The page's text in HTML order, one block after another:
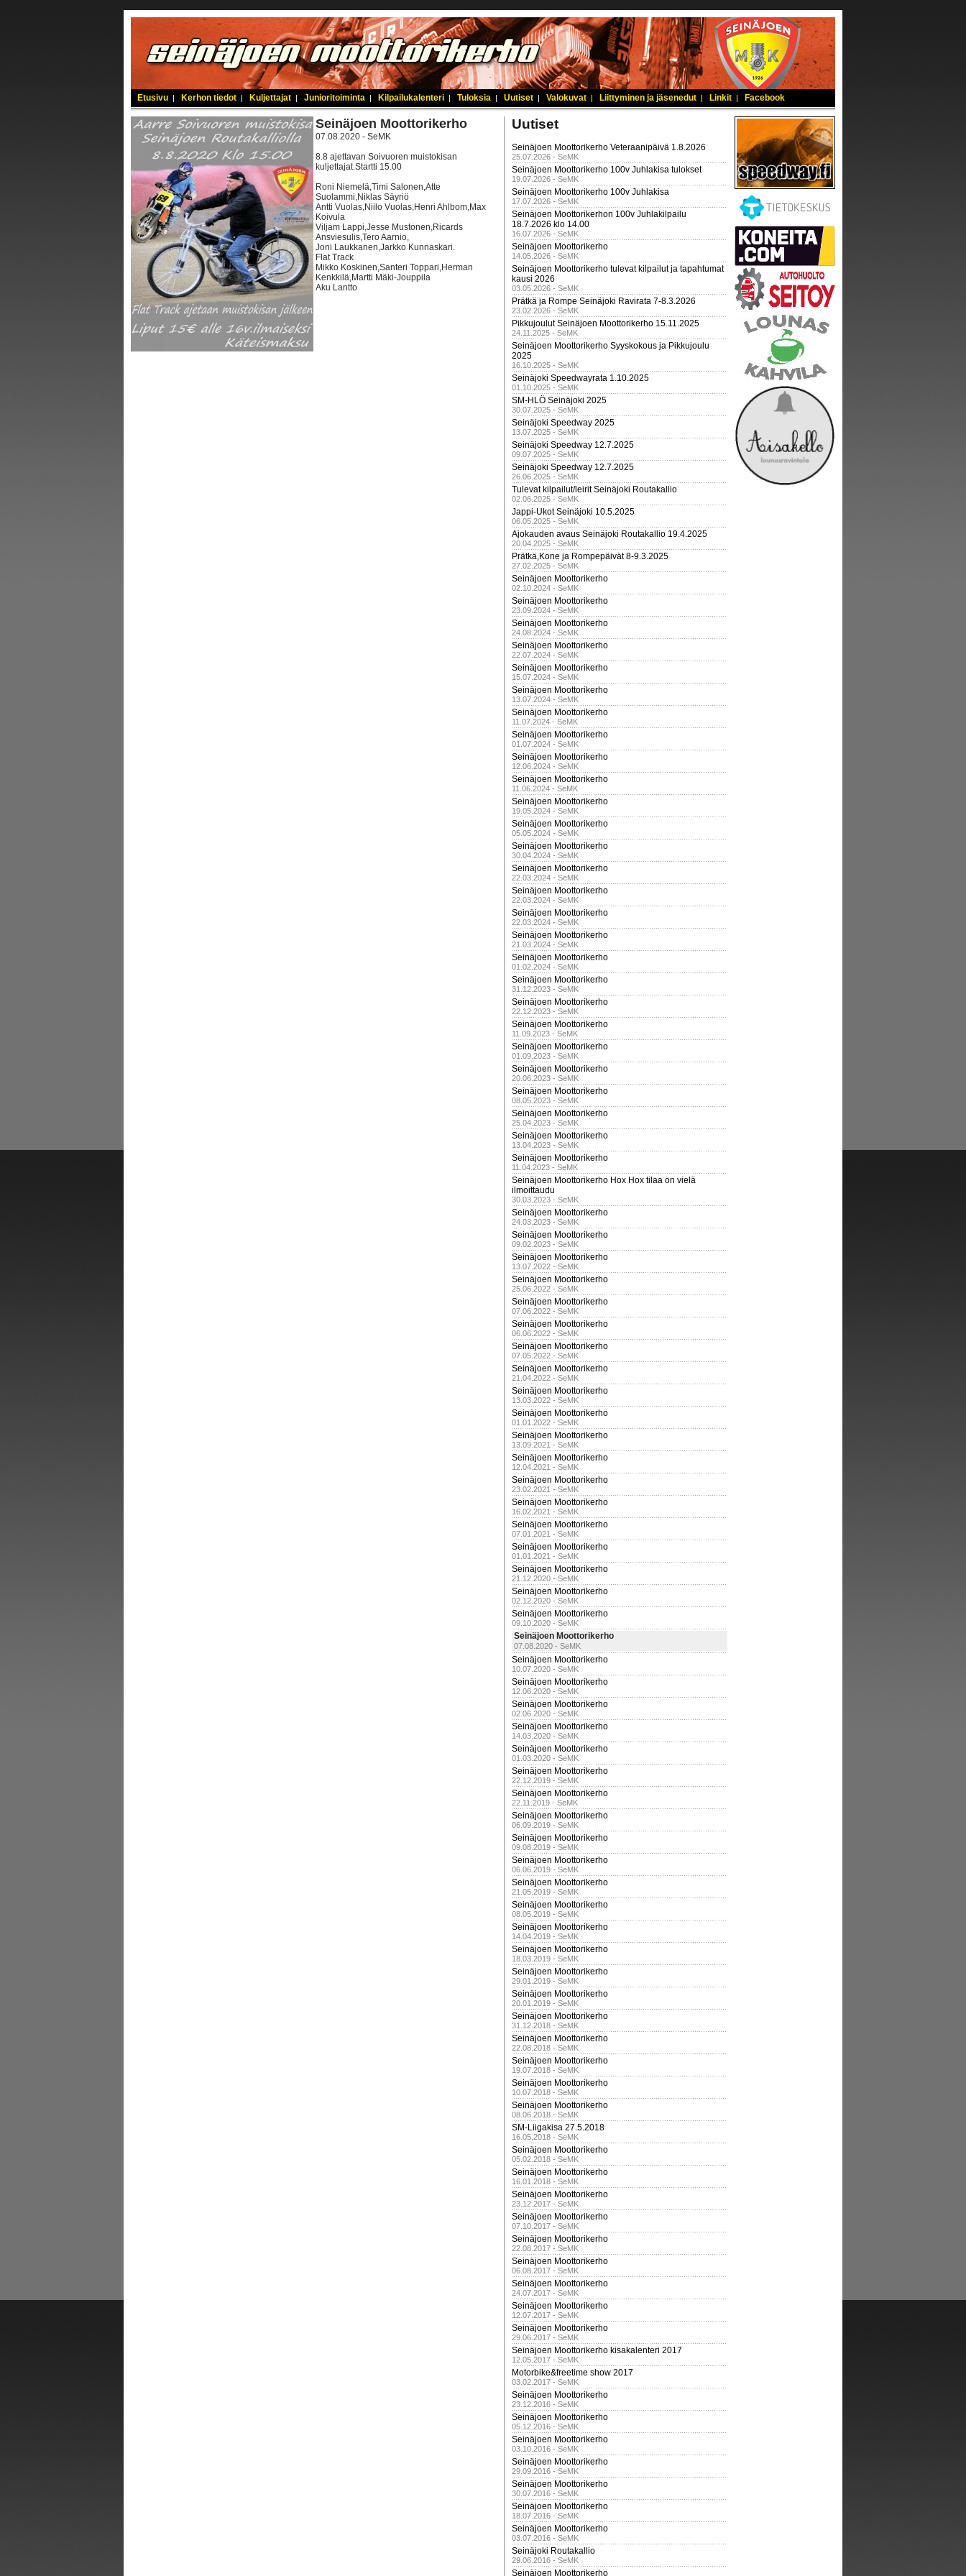
Etusivu | Kerhon tiedot | Kuljettajat | Junioritoiminta | Kilpailukalenteri | Tuloksia | Uutiset | Valokuvat | Liittyminen ja jäsenedut | Linkit | Facebook
Seinäjoen Moottorikerho
07.08.2020 - SeMK
8.8 ajettavan Soivuoren muistokisan
kuljettajat.Startti 15.00
Roni Niemelä,Timi Salonen,Atte
Suolammi,Niklas Säyriö
Antti Vuolas,Niilo Vuolas,Henri Ahlbom,Max
Koivula
Viljam Lappi,Jesse Mustonen,Ricards
Ansviesulis,Tero Aarnio,
Joni Laukkanen,Jarkko Kunnaskari.
Flat Track
Mikko Koskinen,Santeri Toppari,Herman
Kenkkilä,Martti Mäki-Jouppila
Aku Lantto
Uutiset
Seinäjoen Moottorikerho Veteraanipäivä 1.8.2026
25.07.2026 - SeMK
Seinäjoen Moottorikerho 100v Juhlakisa tulokset
19.07.2026 - SeMK
Seinäjoen Moottorikerho 100v Juhlakisa
17.07.2026 - SeMK
Seinäjoen Moottorikerhon 100v Juhlakilpailu
18.7.2026 klo 14.00
16.07.2026 - SeMK
Seinäjoen Moottorikerho
14.05.2026 - SeMK
Seinäjoen Moottorikerho tulevat kilpailut ja tapahtumat
kausi 2026
03.05.2026 - SeMK
Prätkä ja Rompe Seinäjoki Ravirata 7-8.3.2026
23.02.2026 - SeMK
Pikkujoulut Seinäjoen Moottorikerho 15.11.2025
24.11.2025 - SeMK
Seinäjoen Moottorikerho Syyskokous ja Pikkujoulu
2025
16.10.2025 - SeMK
Seinäjoki Speedwayrata 1.10.2025
01.10.2025 - SeMK
SM-HLÖ Seinäjoki 2025
30.07.2025 - SeMK
Seinäjoki Speedway 2025
13.07.2025 - SeMK
Seinäjoki Speedway 12.7.2025
09.07.2025 - SeMK
Seinäjoki Speedway 12.7.2025
26.06.2025 - SeMK
Tulevat kilpailut/leirit Seinäjoki Routakallio
02.06.2025 - SeMK
Jappi-Ukot Seinäjoki 10.5.2025
06.05.2025 - SeMK
Ajokauden avaus Seinäjoki Routakallio 19.4.2025
20.04.2025 - SeMK
Prätkä,Kone ja Rompepäivät 8-9.3.2025
27.02.2025 - SeMK
Seinäjoen Moottorikerho
02.10.2024 - SeMK
Seinäjoen Moottorikerho
23.09.2024 - SeMK
Seinäjoen Moottorikerho
24.08.2024 - SeMK
Seinäjoen Moottorikerho
22.07.2024 - SeMK
Seinäjoen Moottorikerho
15.07.2024 - SeMK
Seinäjoen Moottorikerho
13.07.2024 - SeMK
Seinäjoen Moottorikerho
11.07.2024 - SeMK
Seinäjoen Moottorikerho
01.07.2024 - SeMK
Seinäjoen Moottorikerho
12.06.2024 - SeMK
Seinäjoen Moottorikerho
11.06.2024 - SeMK
Seinäjoen Moottorikerho
19.05.2024 - SeMK
Seinäjoen Moottorikerho
05.05.2024 - SeMK
Seinäjoen Moottorikerho
30.04.2024 - SeMK
Seinäjoen Moottorikerho
22.03.2024 - SeMK
Seinäjoen Moottorikerho
22.03.2024 - SeMK
Seinäjoen Moottorikerho
22.03.2024 - SeMK
Seinäjoen Moottorikerho
21.03.2024 - SeMK
Seinäjoen Moottorikerho
01.02.2024 - SeMK
Seinäjoen Moottorikerho
31.12.2023 - SeMK
Seinäjoen Moottorikerho
22.12.2023 - SeMK
Seinäjoen Moottorikerho
11.09.2023 - SeMK
Seinäjoen Moottorikerho
01.09.2023 - SeMK
Seinäjoen Moottorikerho
20.06.2023 - SeMK
Seinäjoen Moottorikerho
08.05.2023 - SeMK
Seinäjoen Moottorikerho
25.04.2023 - SeMK
Seinäjoen Moottorikerho
13.04.2023 - SeMK
Seinäjoen Moottorikerho
11.04.2023 - SeMK
Seinäjoen Moottorikerho Hox Hox tilaa on vielä
ilmoittaudu
30.03.2023 - SeMK
Seinäjoen Moottorikerho
24.03.2023 - SeMK
Seinäjoen Moottorikerho
09.02.2023 - SeMK
Seinäjoen Moottorikerho
13.07.2022 - SeMK
Seinäjoen Moottorikerho
25.06.2022 - SeMK
Seinäjoen Moottorikerho
07.06.2022 - SeMK
Seinäjoen Moottorikerho
06.06.2022 - SeMK
Seinäjoen Moottorikerho
07.05.2022 - SeMK
Seinäjoen Moottorikerho
21.04.2022 - SeMK
Seinäjoen Moottorikerho
13.03.2022 - SeMK
Seinäjoen Moottorikerho
01.01.2022 - SeMK
Seinäjoen Moottorikerho
13.09.2021 - SeMK
Seinäjoen Moottorikerho
12.04.2021 - SeMK
Seinäjoen Moottorikerho
23.02.2021 - SeMK
Seinäjoen Moottorikerho
16.02.2021 - SeMK
Seinäjoen Moottorikerho
07.01.2021 - SeMK
Seinäjoen Moottorikerho
01.01.2021 - SeMK
Seinäjoen Moottorikerho
21.12.2020 - SeMK
Seinäjoen Moottorikerho
02.12.2020 - SeMK
Seinäjoen Moottorikerho
09.10.2020 - SeMK
Seinäjoen Moottorikerho
07.08.2020 - SeMK
Seinäjoen Moottorikerho
10.07.2020 - SeMK
Seinäjoen Moottorikerho
12.06.2020 - SeMK
Seinäjoen Moottorikerho
02.06.2020 - SeMK
Seinäjoen Moottorikerho
14.03.2020 - SeMK
Seinäjoen Moottorikerho
01.03.2020 - SeMK
Seinäjoen Moottorikerho
22.12.2019 - SeMK
Seinäjoen Moottorikerho
22.11.2019 - SeMK
Seinäjoen Moottorikerho
06.09.2019 - SeMK
Seinäjoen Moottorikerho
09.08.2019 - SeMK
Seinäjoen Moottorikerho
06.06.2019 - SeMK
Seinäjoen Moottorikerho
21.05.2019 - SeMK
Seinäjoen Moottorikerho
08.05.2019 - SeMK
Seinäjoen Moottorikerho
14.04.2019 - SeMK
Seinäjoen Moottorikerho
18.03.2019 - SeMK
Seinäjoen Moottorikerho
29.01.2019 - SeMK
Seinäjoen Moottorikerho
20.01.2019 - SeMK
Seinäjoen Moottorikerho
31.12.2018 - SeMK
Seinäjoen Moottorikerho
22.08.2018 - SeMK
Seinäjoen Moottorikerho
19.07.2018 - SeMK
Seinäjoen Moottorikerho
10.07.2018 - SeMK
Seinäjoen Moottorikerho
08.06.2018 - SeMK
SM-Liigakisa 27.5.2018
16.05.2018 - SeMK
Seinäjoen Moottorikerho
05.02.2018 - SeMK
Seinäjoen Moottorikerho
16.01.2018 - SeMK
Seinäjoen Moottorikerho
23.12.2017 - SeMK
Seinäjoen Moottorikerho
07.10.2017 - SeMK
Seinäjoen Moottorikerho
22.08.2017 - SeMK
Seinäjoen Moottorikerho
06.08.2017 - SeMK
Seinäjoen Moottorikerho
24.07.2017 - SeMK
Seinäjoen Moottorikerho
12.07.2017 - SeMK
Seinäjoen Moottorikerho
29.06.2017 - SeMK
Seinäjoen Moottorikerho kisakalenteri 2017
12.05.2017 - SeMK
Motorbike&freetime show 2017
03.02.2017 - SeMK
Seinäjoen Moottorikerho
23.12.2016 - SeMK
Seinäjoen Moottorikerho
05.12.2016 - SeMK
Seinäjoen Moottorikerho
03.10.2016 - SeMK
Seinäjoen Moottorikerho
29.09.2016 - SeMK
Seinäjoen Moottorikerho
30.07.2016 - SeMK
Seinäjoen Moottorikerho
18.07.2016 - SeMK
Seinäjoen Moottorikerho
03.07.2016 - SeMK
Seinäjoki Routakallio
29.06.2016 - SeMK
Seinäjoen Moottorikerho